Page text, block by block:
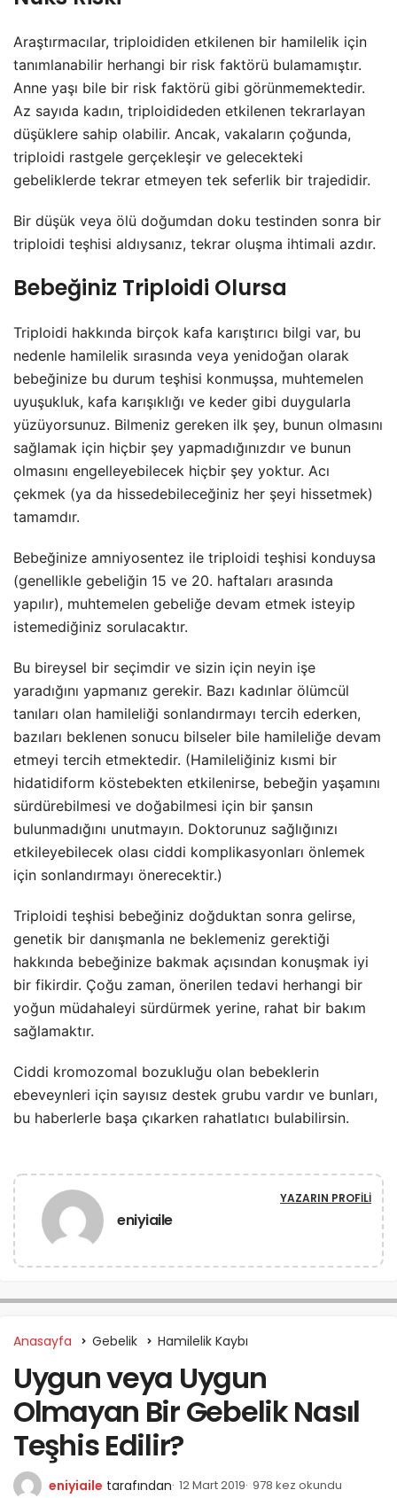
Araştırmacılar, triploididen etkilenen bir hamilelik için
tanımlanabilir herhangi bir risk faktörü bulamamıştır.
Anne yaşı bile bir risk faktörü gibi görünmemektedir.
Az sayıda kadın, triploidideden etkilenen tekrarlayan
düşüklere sahip olabilir. Ancak, vakaların çoğunda,
triploidi rastgele gerçekleşir ve gelecekteki
gebeliklerde tekrar etmeyen tek seferlik bir trajedidir.
Bir düşük veya ölü doğumdan doku testinden sonra bir
triploidi teşhisi aldıysanız, tekrar oluşma ihtimali azdır.
Bebeğiniz Triploidi Olursa
Triploidi hakkında birçok kafa karıştırıcı bilgi var, bu
nedenle hamilelik sırasında veya yenidoğan olarak
bebeğinize bu durum teşhisi konmuşsa, muhtemelen
uyuşukluk, kafa karışıklığı ve keder gibi duygularla
yüzüyorsunuz. Bilmeniz gereken ilk şey, bunun olmasını
sağlamak için hiçbir şey yapmadığınızdır ve bunun
olmasını engelleyebilecek hiçbir şey yoktur. Acı
çekmek (ya da hissedebileceğiniz her şeyi hissetmek)
tamamdır.
Bebeğinize amniyosentez ile triploidi teşhisi konduysa
(genellikle gebeliğin 15 ve 20. haftaları arasında
yapılır), muhtemelen gebeliğe devam etmek isteyip
istemediğiniz sorulacaktır.
Bu bireysel bir seçimdir ve sizin için neyin işe
yaradığını yapmanız gerekir. Bazı kadınlar ölümcül
tanıları olan hamileliği sonlandırmayı tercih ederken,
bazıları beklenen sonucu bilseler bile hamileliğe devam
etmeyi tercih etmektedir. (Hamileliğiniz kısmi bir
hidatidiform köstebekten etkilenirse, bebeğin yaşamını
sürdürebilmesi ve doğabilmesi için bir şansın
bulunmadığını unutmayın. Doktorunuz sağlığınızı
etkileyebilecek olası ciddi komplikasyonları önlemek
için sonlandırmayı önerecektir.)
Triploidi teşhisi bebeğiniz doğduktan sonra gelirse,
genetik bir danışmanla ne beklemeniz gerektiği
hakkında bebeğinize bakmak açısından konuşmak iyi
bir fikirdir. Çoğu zaman, önerilen tedavi herhangi bir
yoğun müdahaleyi sürdürmek yerine, rahat bir bakım
sağlamaktır.
Ciddi kromozomal bozukluğu olan bebeklerin
ebeveynleri için sayısız destek grubu vardır ve bunları,
bu haberlerle başa çıkarken rahatlatıcı bulabilirsin.
eniyiaile
YAZARIN PROFILI
Anasayfa Gebelik Hamilelik Kaybı
Uygun veya Uygun
Olmayan Bir Gebelik Nasıl
Teşhis Edilir?
eniyiaile tarafından 12 Mart 2019 978 kez okundu